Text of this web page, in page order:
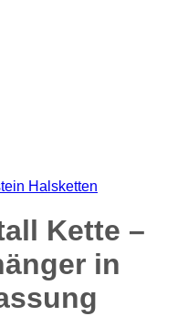
Halsketten
Kette –
in